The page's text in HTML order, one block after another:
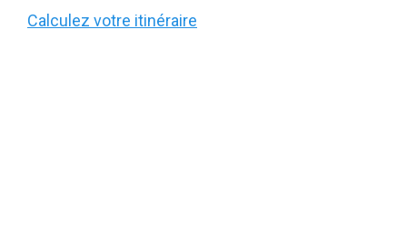
Calculez votre itinéraire